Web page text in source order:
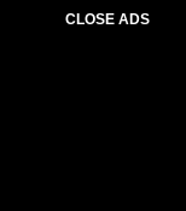
CLOSE ADS